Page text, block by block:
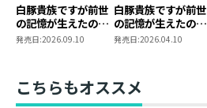
白豚貴族ですが前世
の記憶が生えたので
ひよこな弟育てます
発売日:2026.09.10
白豚貴族ですが前世
の記憶が生えたので
ひよこな弟育てます
発売日:2026.04.10
こちらもオススメ